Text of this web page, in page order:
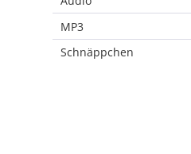
MP3
Schnäppchen